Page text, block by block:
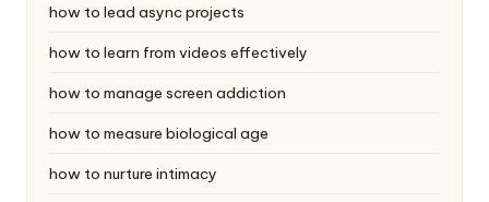
how to lead async projects
how to learn from videos effectively
how to manage screen addiction
how to measure biological age
how to nurture intimacy